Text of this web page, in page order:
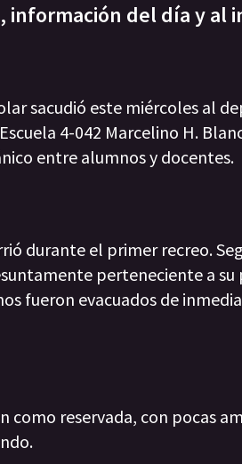
información del día y al
sacudió este miércoles al
4-042 Marcelino H.
entre alumnos y docentes.
durante el primer recreo.
perteneciente a su
fueron evacuados de
como reservada, con pocas